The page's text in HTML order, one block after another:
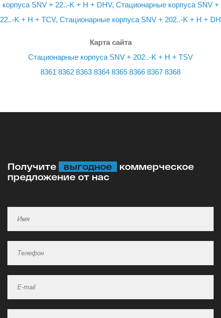
корпуса SNV + 22..-K + H + DHV, Стационарные корпуса SNV +
22..-K + H + TCV, Стационарные корпуса SNV + 202..-K + H + DH
Карта сайта
Стационарные корпуса SNV + 202..-K + H + TSV
8361 8362 8363 8364 8365 8366 8367 8368
Получите выгодное
коммерческое
предложение от нас